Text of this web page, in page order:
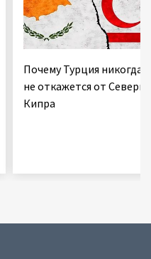
Почему Турция никогда
не откажется от
Кипра